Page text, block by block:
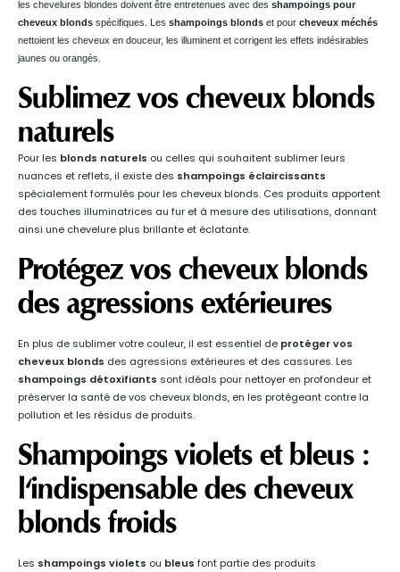
les chevelures blondes doivent être entretenues avec des shampoings pour
cheveux blonds spécifiques. Les shampoings blonds et pour cheveux méchés
nettoient les cheveux en douceur, les illuminent et corrigent les effets indésirables
jaunes ou orangés.
Sublimez vos cheveux blonds
naturels
Pour les blonds naturels ou celles qui souhaitent sublimer leurs
nuances et reflets, il existe des shampoings éclaircissants
spécialement formulés pour les cheveux blonds. Ces produits apportent
des touches illuminatrices au fur et à mesure des utilisations, donnant
ainsi une chevelure plus brillante et éclatante.
Protégez vos cheveux blonds
des agressions extérieures
En plus de sublimer votre couleur, il est essentiel de protéger vos
cheveux blonds des agressions extérieures et des cassures. Les
shampoings détoxifiants sont idéals pour nettoyer en profondeur et
préserver la santé de vos cheveux blonds, en les protégeant contre la
pollution et les résidus de produits.
Shampoings violets et bleus :
l'indispensable des cheveux
blonds froids
Les shampoings violets ou bleus font partie des produits